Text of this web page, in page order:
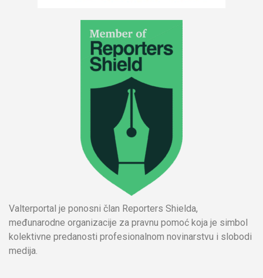
Valterportal je ponosni član Reporters Shielda,
međunarodne organizacije za pravnu pomoć koja je simbol
kolektivne predanosti profesionalnom novinarstvu i slobodi
medija.